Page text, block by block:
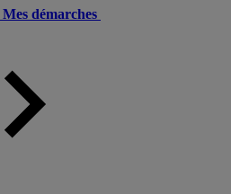
Mes démarches